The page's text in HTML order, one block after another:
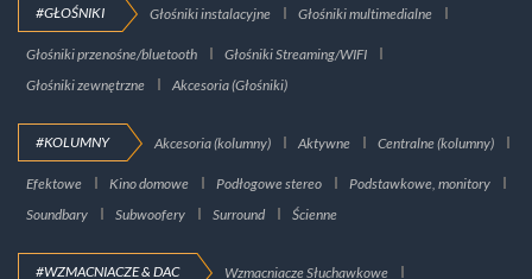
#GŁOŚNIKI Głośniki instalacyjne Głośniki multimedialne
Głośniki przenośne/bluetooth
Głośniki Streaming/WIFI
Głośniki zewnętrzne
Akcesoria (Głośniki)
#KOLUMNY Akcesoria (kolumny) Aktywne Centralne (kolumny)
Efektowe Kino domowe Podłogowe stereo
Podstawkowe, monitory
Soundbary
Subwoofery Surround Ścienne
#WZMACNIACZE & DAC Wzmacniacze Słuchawkowe